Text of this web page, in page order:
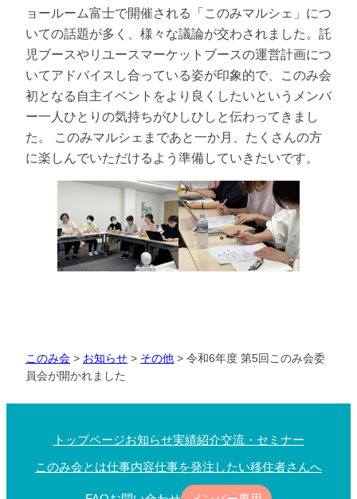
ョールーム富士で開催される「このみマルシェ」につ
いての話題が多く、様々な議論が交わされました。託
児ブースやリユースマーケットブースの運営計画につ
いてアドバイスし合っている姿が印象的で、このみ会
初となる自主イベントをより良くしたいというメンバ
ー一人ひとりの気持ちがひしひしと伝わってきまし
た。 このみマルシェまであと一か月、たくさんの方
に楽しんでいただけるよう準備していきたいです。
このみ会 > お知らせ > その他 > 令和6年度 第5回このみ会委
員会が開かれました
トップページお知らせ実績紹介交流・セミナー
このみ会とは仕事内容仕事を発注したい移住者さんへ